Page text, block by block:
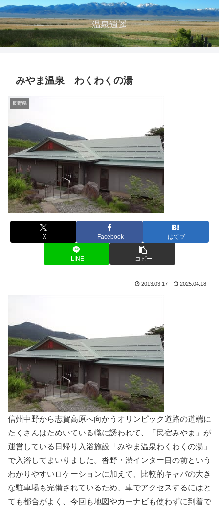
温泉逍遥
みやま温泉 わくわくの湯
長野県
X Facebook はてブ
LINE コピー
2013.03.17 2025.04.18
信州中野から志賀高原へ向かうオリンピック道路の道端に
たくさんはためいている幟に誘われて、「民宿みやま」が
運営している日帰り入浴施設「みやま温泉わくわくの湯」
で入浴してまいりました。沓野・渋インター目の前という
わかりやすいロケーションに加えて、比較的キャパの大き
な駐車場も完備されているため、車でアクセスするにはと
ても都合がよく、今回も地図やカーナビも使わずに到着で